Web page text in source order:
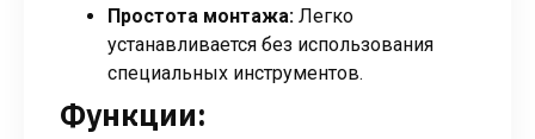
Простота монтажа: Легко
устанавливается без использования
специальных инструментов.
Функции: